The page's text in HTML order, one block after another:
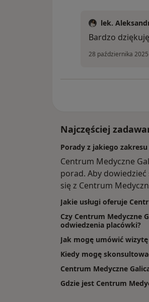
lek.
Bardzo
28 października 2025
Najczęściej
Porady z jakiego
Centrum Medyczne
porad. Aby
się z Centrum
Jakie usługi oferuje
Czy Centrum Medyczne
odwiedzenia placówki?
Jak mogę umówić
Kiedy mogę
Centrum Medyczne
Gdzie jest Centrum